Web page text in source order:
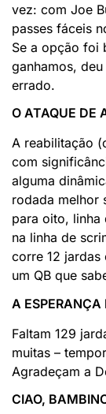
vez: com Joe
passes fáceis
Se a opção foi
ganhamos,
errado.
O ATAQUE DE
A reabilitação
com
alguma
rodada melhor
para oito, linha
na linha de
corre 12
um QB que
A ESPERANÇA
Faltam 129
muitas –
Agradeçam a
CIAO,